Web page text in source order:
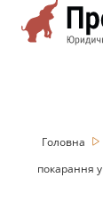
Головна
покарання